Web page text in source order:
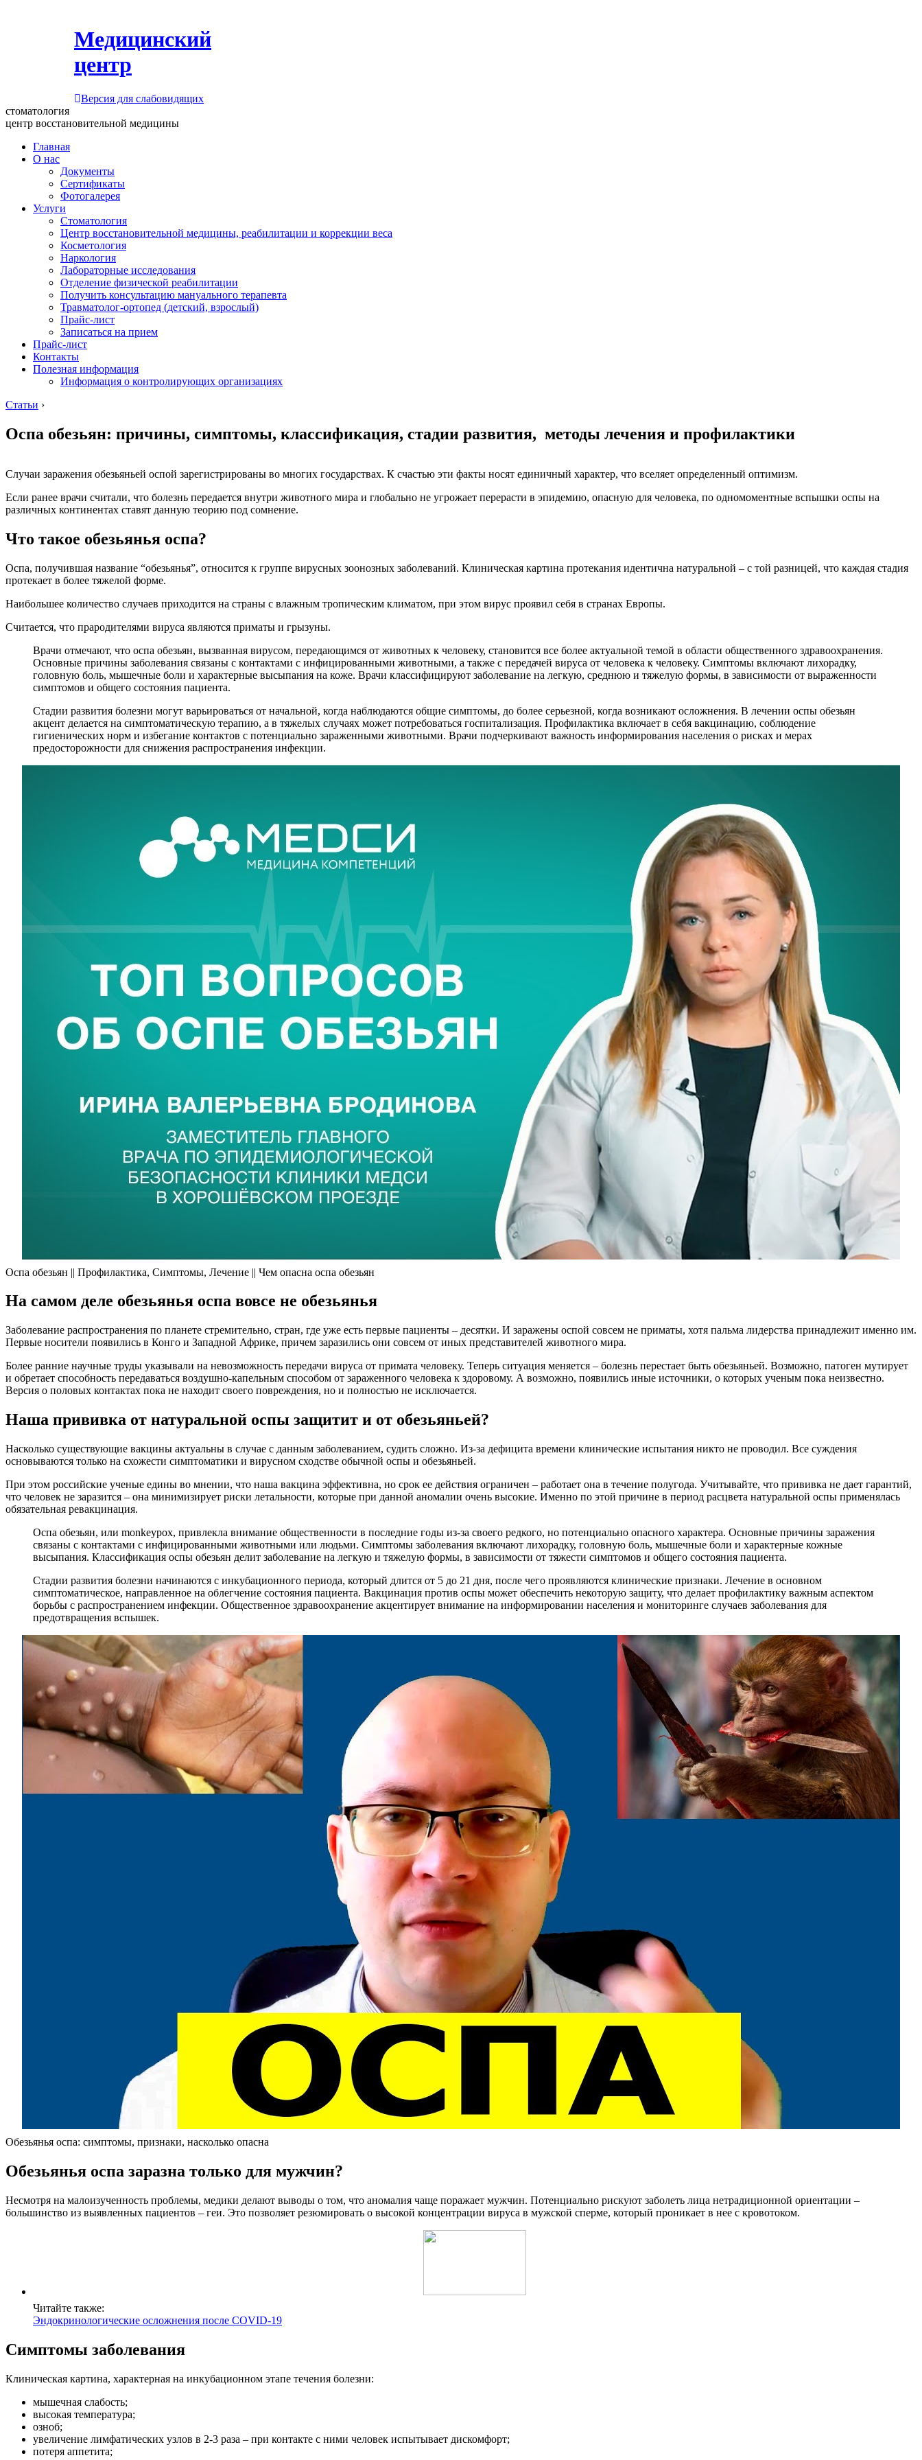
Медицинский
центр
Версия для слабовидящих
стоматология
центр восстановительной медицины
Главная
О нас
Документы
Сертификаты
Фотогалерея
Услуги
Стоматология
Центр восстановительной медицины, реабилитации и коррекции веса
Косметология
Наркология
Лабораторные исследования
Отделение физической реабилитации
Получить консультацию мануального терапевта
Травматолог-ортопед (детский, взрослый)
Прайс-лист
Записаться на прием
Прайс-лист
Контакты
Полезная информация
Информация о контролирующих организациях
Статьи ›
Оспа обезьян: причины, симптомы, классификация, стадии развития, методы лечения и профилактики
Случаи заражения обезьяньей оспой зарегистрированы во многих государствах. К счастью эти факты носят единичный характер, что вселяет определенный оптимизм.
Если ранее врачи считали, что болезнь передается внутри животного мира и глобально не угрожает перерасти в эпидемию, опасную для человека, по одномоментные вспышки оспы на
различных континентах ставят данную теорию под сомнение.
Что такое обезьянья оспа?
Оспа, получившая название “обезьянья”, относится к группе вирусных зоонозных заболеваний. Клиническая картина протекания идентична натуральной – с той разницей, что каждая стадия
протекает в более тяжелой форме.
Наибольшее количество случаев приходится на страны с влажным тропическим климатом, при этом вирус проявил себя в странах Европы.
Считается, что прародителями вируса являются приматы и грызуны.
Врачи отмечают, что оспа обезьян, вызванная вирусом, передающимся от животных к человеку, становится все более актуальной темой в области общественного здравоохранения.
Основные причины заболевания связаны с контактами с инфицированными животными, а также с передачей вируса от человека к человеку. Симптомы включают лихорадку,
головную боль, мышечные боли и характерные высыпания на коже. Врачи классифицируют заболевание на легкую, среднюю и тяжелую формы, в зависимости от выраженности
симптомов и общего состояния пациента.
Стадии развития болезни могут варьироваться от начальной, когда наблюдаются общие симптомы, до более серьезной, когда возникают осложнения. В лечении оспы обезьян
акцент делается на симптоматическую терапию, а в тяжелых случаях может потребоваться госпитализация. Профилактика включает в себя вакцинацию, соблюдение
гигиенических норм и избегание контактов с потенциально зараженными животными. Врачи подчеркивают важность информирования населения о рисках и мерах
предосторожности для снижения распространения инфекции.
Оспа обезьян || Профилактика, Симптомы, Лечение || Чем опасна оспа обезьян
На самом деле обезьянья оспа вовсе не обезьянья
Заболевание распространения по планете стремительно, стран, где уже есть первые пациенты – десятки. И заражены оспой совсем не приматы, хотя пальма лидерства принадлежит именно им.
Первые носители появились в Конго и Западной Африке, причем заразились они совсем от иных представителей животного мира.
Более ранние научные труды указывали на невозможность передачи вируса от примата человеку. Теперь ситуация меняется – болезнь перестает быть обезьяньей. Возможно, патоген мутирует
и обретает способность передаваться воздушно-капельным способом от зараженного человека к здоровому. А возможно, появились иные источники, о которых ученым пока неизвестно.
Версия о половых контактах пока не находит своего повреждения, но и полностью не исключается.
Наша прививка от натуральной оспы защитит и от обезьяньей?
Насколько существующие вакцины актуальны в случае с данным заболеванием, судить сложно. Из-за дефицита времени клинические испытания никто не проводил. Все суждения
основываются только на схожести симптоматики и вирусном сходстве обычной оспы и обезьяньей.
При этом российские ученые едины во мнении, что наша вакцина эффективна, но срок ее действия ограничен – работает она в течение полугода. Учитывайте, что прививка не дает гарантий,
что человек не заразится – она минимизирует риски летальности, которые при данной аномалии очень высокие. Именно по этой причине в период расцвета натуральной оспы применялась
обязательная ревакцинация.
Оспа обезьян, или monkeypox, привлекла внимание общественности в последние годы из-за своего редкого, но потенциально опасного характера. Основные причины заражения
связаны с контактами с инфицированными животными или людьми. Симптомы заболевания включают лихорадку, головную боль, мышечные боли и характерные кожные
высыпания. Классификация оспы обезьян делит заболевание на легкую и тяжелую формы, в зависимости от тяжести симптомов и общего состояния пациента.
Стадии развития болезни начинаются с инкубационного периода, который длится от 5 до 21 дня, после чего проявляются клинические признаки. Лечение в основном
симптоматическое, направленное на облегчение состояния пациента. Вакцинация против оспы может обеспечить некоторую защиту, что делает профилактику важным аспектом
борьбы с распространением инфекции. Общественное здравоохранение акцентирует внимание на информировании населения и мониторинге случаев заболевания для
предотвращения вспышек.
Обезьянья оспа: симптомы, признаки, насколько опасна
Обезьянья оспа заразна только для мужчин?
Несмотря на малоизученность проблемы, медики делают выводы о том, что аномалия чаще поражает мужчин. Потенциально рискуют заболеть лица нетрадиционной ориентации –
большинство из выявленных пациентов – геи. Это позволяет резюмировать о высокой концентрации вируса в мужской сперме, который проникает в нее с кровотоком.
Читайте также:
Эндокринологические осложнения после COVID-19
Симптомы заболевания
Клиническая картина, характерная на инкубационном этапе течения болезни:
мышечная слабость;
высокая температура;
озноб;
увеличение лимфатических узлов в 2-3 раза – при контакте с ними человек испытывает дискомфорт;
потеря аппетита;